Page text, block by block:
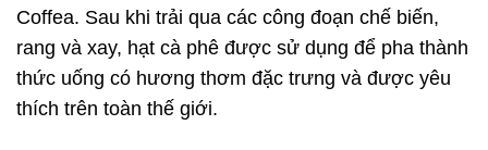
Coffea. Sau khi trải qua các công đoạn chế biến,
rang và xay, hạt cà phê được sử dụng để pha thành
thức uống có hương thơm đặc trưng và được yêu
thích trên toàn thế giới.